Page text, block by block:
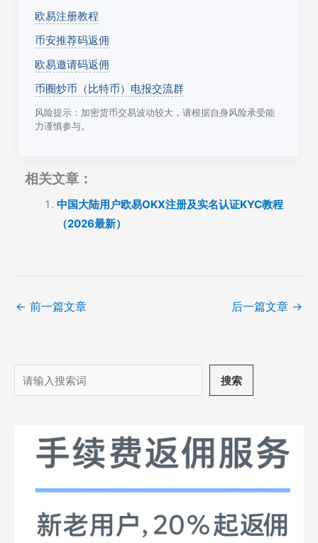
欧易注册教程
币安推荐码返佣
欧易邀请码返佣
币圈炒币（比特币）电报交流群
风险提示：加密货币交易波动较大，请根据自身风险承受能
力谨慎参与。
相关文章：
中国大陆用户欧易OKX注册及实名认证KYC教程
（2026最新）
← 前一篇文章 后一篇文章 →
搜
索
搜索